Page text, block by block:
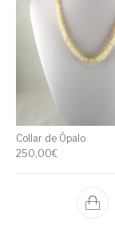
Collar de Ópalo
250,00€